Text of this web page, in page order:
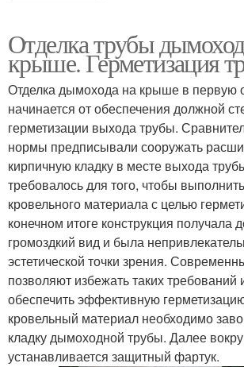
Отделка трубы
крыше. Герметизация
Отделка дымохода на крыше в первую
начинается от обеспечения должной
герметизации выхода трубы.
нормы предписывали сооружать
кирпичную кладку в месте выхода
требовалось для того, чтобы
кровельного материала с целью
конечном итоге конструкция получала
громоздкий вид и была
эстетической точки зрения.
позволяют избежать таких требований
обеспечить эффективную
кровельный материал необходимо
кладку дымоходной трубы. Далее
устанавливается защитный фартук.